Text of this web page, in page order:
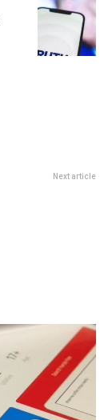
Next article